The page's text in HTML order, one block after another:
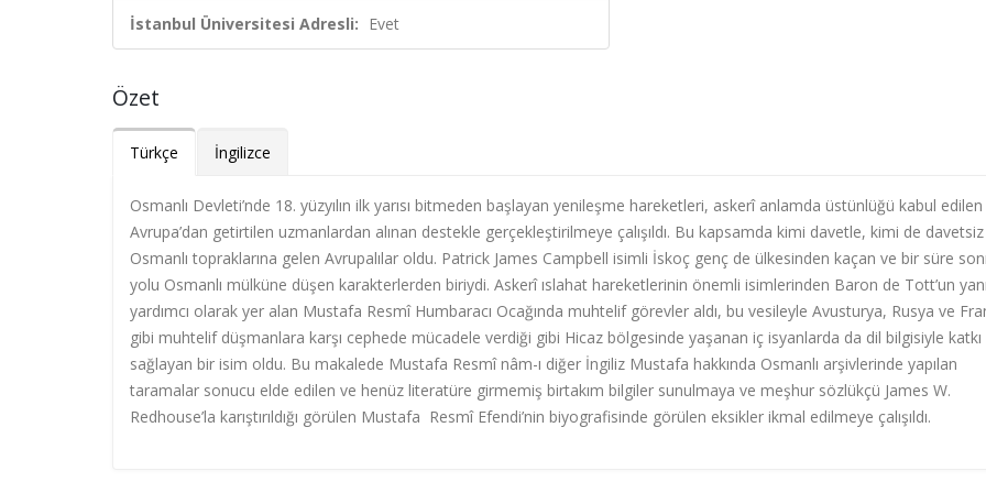
İstanbul Üniversitesi Adresli: Evet
Özet
Türkçe İngilizce
Osmanlı Devleti’nde 18. yüzyılın ilk yarısı bitmeden başlayan yenileşme hareketleri, askerî anlamda üstünlüğü kabul edilen
Avrupa’dan getirtilen uzmanlardan alınan destekle gerçekleştirilmeye çalışıldı. Bu kapsamda kimi davetle, kimi de davetsiz
Osmanlı topraklarına gelen Avrupalılar oldu. Patrick James Campbell isimli İskoç genç de ülkesinden kaçan ve bir süre
yolu Osmanlı mülküne düşen karakterlerden biriydi. Askerî ıslahat hareketlerinin önemli isimlerinden Baron de Tott’un
yardımcı olarak yer alan Mustafa Resmî Humbaracı Ocağında muhtelif görevler aldı, bu vesileyle Avusturya, Rusya ve
gibi muhtelif düşmanlara karşı cephede mücadele verdiği gibi Hicaz bölgesinde yaşanan iç isyanlarda da dil bilgisiyle katkı
sağlayan bir isim oldu. Bu makalede Mustafa Resmî nâm-ı diğer İngiliz Mustafa hakkında Osmanlı arşivlerinde yapılan
taramalar sonucu elde edilen ve henüz literatüre girmemiş birtakım bilgiler sunulmaya ve meşhur sözlükçü James W.
Redhouse’la karıştırıldığı görülen Mustafa Resmî Efendi’nin biyografisinde görülen eksikler ikmal edilmeye çalışıldı.